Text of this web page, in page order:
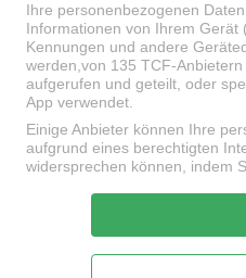
LWL Pigtail
Fiber Optic-Splitter
Ihre personenbezogenen
Informationen von Ihrem Gerät
Kennungen und andere
werden,von 135 TCF-
aufgerufen und geteilt, oder
App verwendet.
Einige Anbieter können Ihre
aufgrund eines berechtigten
widersprechen können, indem